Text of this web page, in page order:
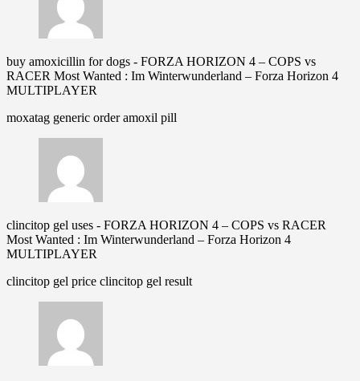
buy amoxicillin for dogs - FORZA HORIZON 4 – COPS vs
RACER Most Wanted : Im Winterwunderland – Forza Horizon 4
MULTIPLAYER
moxatag generic order amoxil pill
clincitop gel uses - FORZA HORIZON 4 – COPS vs RACER
Most Wanted : Im Winterwunderland – Forza Horizon 4
MULTIPLAYER
clincitop gel price clincitop gel result